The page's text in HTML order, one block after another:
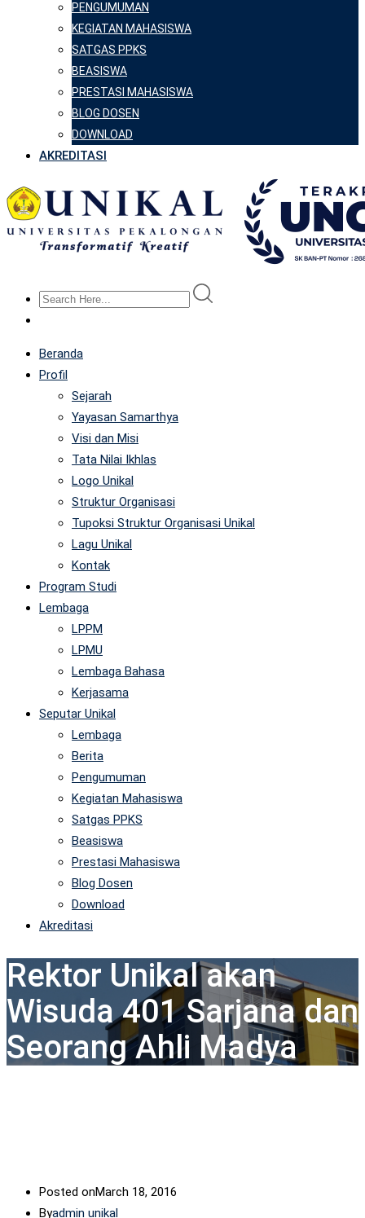
PENGUMUMAN
KEGIATAN MAHASISWA
SATGAS PPKS
BEASISWA
PRESTASI MAHASISWA
BLOG DOSEN
DOWNLOAD
AKREDITASI
Beranda
Profil
Sejarah
Yayasan Samarthya
Visi dan Misi
Tata Nilai Ikhlas
Logo Unikal
Struktur Organisasi
Tupoksi Struktur Organisasi Unikal
Lagu Unikal
Kontak
Program Studi
Lembaga
LPPM
LPMU
Lembaga Bahasa
Kerjasama
Seputar Unikal
Lembaga
Berita
Pengumuman
Kegiatan Mahasiswa
Satgas PPKS
Beasiswa
Prestasi Mahasiswa
Blog Dosen
Download
Akreditasi
Rektor Unikal akan
Wisuda 401 Sarjana dan
Seorang Ahli Madya
Posted onMarch 18, 2016
Byadmin unikal